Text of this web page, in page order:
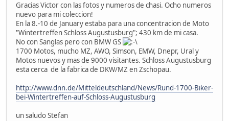
Gracias Victor con las fotos y numeros de chasi. Ocho numeros
nuevo para mi coleccion!
En la 8.-10 de January estaba para una concentracion de Moto
"Wintertreffen Schloss Augustusburg"; 430 km de mi casa.
No con Sanglas pero con BMW GS
1700 Motos, mucho MZ, AWO, Simson, EMW, Dnepr, Ural y
Motos nuevos y mas de 9000 visitantes. Schloss Augustusburg
esta cerca de la fabrica de DKW/MZ en Zschopau.
http://www.dnn.de/Mitteldeutschland/News/Rund-1700-Biker-
bei-Wintertreffen-auf-Schloss-Augustusburg
un saludo Stefan